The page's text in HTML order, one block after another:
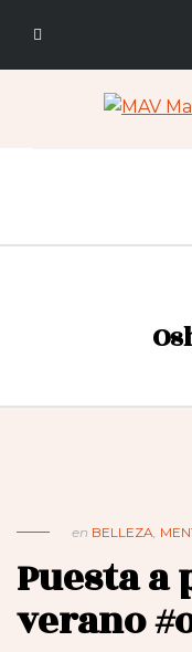
en BELLEZA,
Puesta a
verano